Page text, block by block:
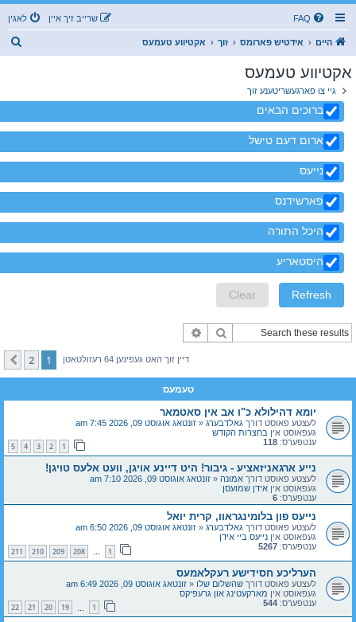
FAQ לאגין שרייב זיך איין
היים אידטיש פארומס זוך אקטיווע טעמעס
אקטיווע טעמעס
גיי צו פארגעשריטענע זוך
ברוכים הבאים
ארום דעם טישל
נייעס
פארשידנס
היכל התורה
היסטאריע
זוך
דיין זוך האט געפינען 64 רעזולטאטן 1
2
קומענדיגע
טעמעס
יומא דהילולא כ"ו אב אין סאטמאר
לעצטע פאוסט דורך גאלדבערג « זונטאג אוגוסט 09, 2026 7:45 am
געפאוסט אין בחצרות הקודש
ענטפערס: 118
1
2
3
4
5
נייע ארגאניזאציע - גיבור! היט דיינע אויגן, וועט אלעס טויגן!
לעצטע פאוסט דורך אמונה « זונטאג אוגוסט 09, 2026 7:10 am
געפאוסט אין אידן שמועסן
ענטפערס: 6
נייעס פון בלומינגראוו, קרית יואל
לעצטע פאוסט דורך גאלדבערג « זונטאג אוגוסט 09, 2026 6:50 am
געפאוסט אין נייעס ביי אידן
ענטפערס: 5267
1
…
208
209
210
211
הערליכע חסידישע רעקלאמעס
לעצטע פאוסט דורך שהשלום שלו « זונטאג אוגוסט 09, 2026 6:49 am
געפאוסט אין מארקעטינג און גרעפיקס
ענטפערס: 544
1
19
20
21
22